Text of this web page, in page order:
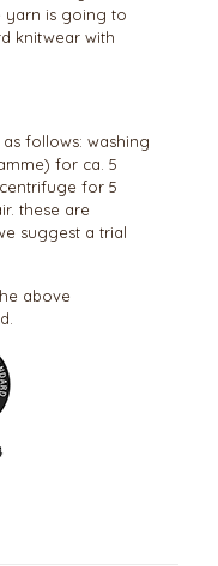
yarn is going to
knitwear with
follows: washing
for ca. 5
for 5
these are
suggest a trial
above